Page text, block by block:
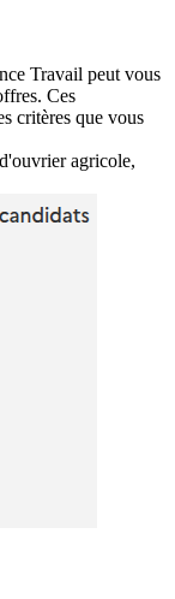
Travail peut vous
Ces
critères que vous
agricole,